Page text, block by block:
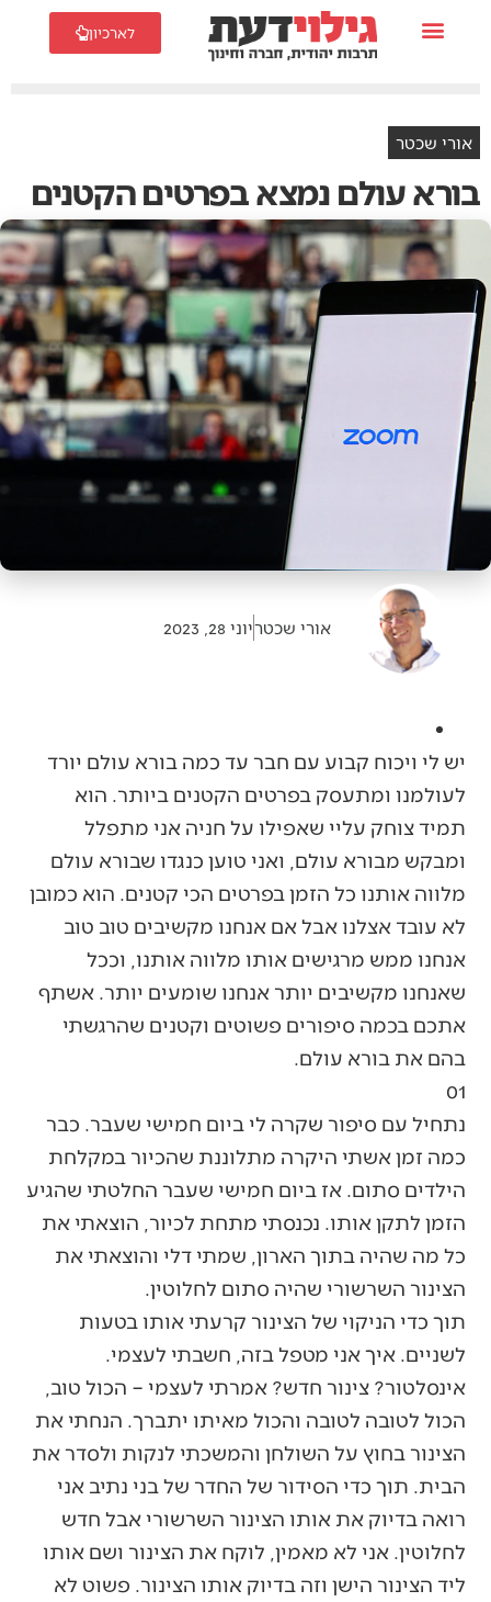
לארכיון
אורי שכטר
בורא עולם נמצא בפרטים הקטנים
אורי שכטריוני 28, 2023
יש לי ויכוח קבוע עם חבר עד כמה בורא עולם יורד
לעולמנו ומתעסק בפרטים הקטנים ביותר. הוא
תמיד צוחק עליי שאפילו על חניה אני מתפלל
ומבקש מבורא עולם, ואני טוען כנגדו שבורא עולם
מלווה אותנו כל הזמן בפרטים הכי קטנים. הוא כמובן
לא עובד אצלנו אבל אם אנחנו מקשיבים טוב טוב
אנחנו ממש מרגישים אותו מלווה אותנו, וככל
שאנחנו מקשיבים יותר אנחנו שומעים יותר. אשתף
אתכם בכמה סיפורים פשוטים וקטנים שהרגשתי
בהם את בורא עולם.
01
נתחיל עם סיפור שקרה לי ביום חמישי שעבר. כבר
כמה זמן אשתי היקרה מתלוננת שהכיור במקלחת
הילדים סתום. אז ביום חמישי שעבר החלטתי שהגיע
הזמן לתקן אותו. נכנסתי מתחת לכיור, הוצאתי את
כל מה שהיה בתוך הארון, שמתי דלי והוצאתי את
הצינור השרשורי שהיה סתום לחלוטין.
תוך כדי הניקוי של הצינור קרעתי אותו בטעות
לשניים. איך אני מטפל בזה, חשבתי לעצמי.
אינסלטור? צינור חדש? אמרתי לעצמי – הכול טוב,
הכול לטובה לטובה והכול מאיתו יתברך. הנחתי את
הצינור בחוץ על השולחן והמשכתי לנקות ולסדר את
הבית. תוך כדי הסידור של החדר של בני נתיב אני
רואה בדיוק את אותו הצינור השרשורי אבל חדש
לחלוטין. אני לא מאמין, לוקח את הצינור ושם אותו
ליד הצינור הישן וזה בדיוק אותו הצינור. פשוט לא